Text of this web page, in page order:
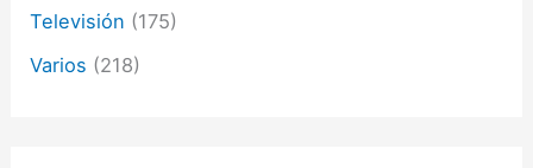
Televisión (175)
Varios (218)